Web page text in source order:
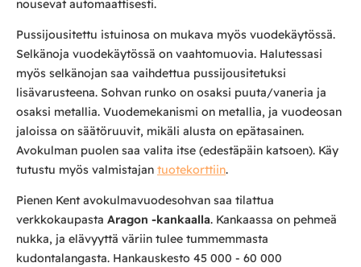
nousevat automaattisesti.
Pussijousitettu istuinosa on mukava myös vuodekäytössä.
Selkänoja vuodekäytössä on vaahtomuovia. Halutessasi
myös selkänojan saa vaihdettua pussijousitetuksi
lisävarusteena. Sohvan runko on osaksi puuta/vaneria ja
osaksi metallia. Vuodemekanismi on metallia, ja vuodeosan
jaloissa on säätöruuvit, mikäli alusta on epätasainen.
Avokulman puolen saa valita itse (edestäpäin katsoen). Käy
tutustu myös valmistajan tuotekorttiin.
Pienen Kent avokulmavuodesohvan saa tilattua
verkkokaupasta Aragon -kankaalla. Kankaassa on pehmeä
nukka, ja elävyyttä väriin tulee tummemmasta
kudontalangasta. Hankauskesto 45 000 - 60 000